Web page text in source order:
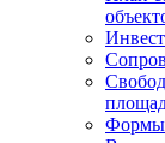
Формы